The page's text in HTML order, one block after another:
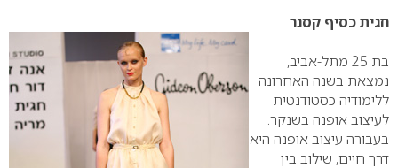
חגית כסיף קסנר
בת 25 מתל-אביב,
נמצאת בשנה האחרונה
ללימודיה כסטודנטית
לעיצוב אופנה בשנקר.
בעבורה עיצוב אופנה היא
דרך חיים, שילוב בין